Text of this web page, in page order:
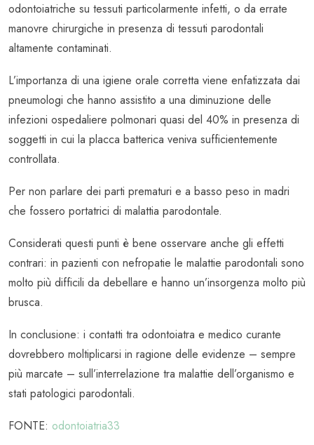
odontoiatriche su tessuti particolarmente infetti, o da errate
manovre chirurgiche in presenza di tessuti parodontali
altamente contaminati.
L’importanza di una igiene orale corretta viene enfatizzata dai
pneumologi che hanno assistito a una diminuzione delle
infezioni ospedaliere polmonari quasi del 40% in presenza di
soggetti in cui la placca batterica veniva sufficientemente
controllata.
Per non parlare dei parti prematuri e a basso peso in madri
che fossero portatrici di malattia parodontale.
Considerati questi punti è bene osservare anche gli effetti
contrari: in pazienti con nefropatie le malattie parodontali sono
molto più difficili da debellare e hanno un’insorgenza molto più
brusca.
In conclusione: i contatti tra odontoiatra e medico curante
dovrebbero moltiplicarsi in ragione delle evidenze – sempre
più marcate – sull’interrelazione tra malattie dell’organismo e
stati patologici parodontali.
FONTE: odontoiatria33